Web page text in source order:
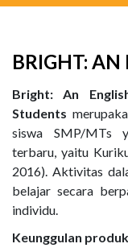
BRIGHT: AN
Bright: An
Students
siswa SMP/MTs
terbaru, yaitu
2016). Aktivitas
belajar secara
individu.
Keunggulan